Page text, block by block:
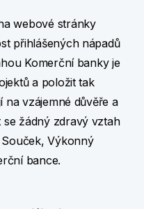
webové stránky
přihlášených nápadů
Komerční banky je
a položit tak
vzájemné důvěře a
žádný zdravý vztah
Výkonný
bance.